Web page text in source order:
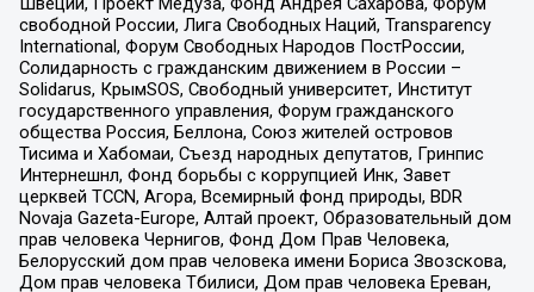
свободной России, Лига Свободных Наций, Transparеncy
International, Форум Свободных Народов ПостРоссии,
Солидарность с гражданским движением в России –
Solidarus, КрымSOS, Свободный университет, Институт
государственного управления, Форум гражданского
общества Россия, Беллона, Союз жителей островов
Тисима и Хабомаи, Съезд народных депутатов, Гринпис
Интернешнл, Фонд борьбы с коррупцией Инк, Завет
церквей TCCN, Агора, Всемирный фонд природы, BDR
Novaja Gazeta-Europe, Алтай проект, Образовательный дом
прав человека Чернигов, Фонд Дом Прав Человека,
Белорусский дом прав человека имени Бориса Звозскова,
Дом прав человека Тбилиси, Дом прав человека Ереван,